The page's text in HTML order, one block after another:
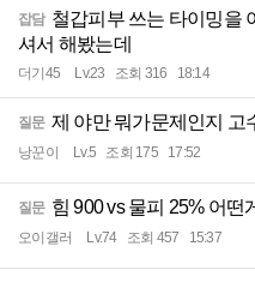
잡담 철갑피부 쓰는 타이밍을
셔서 해봤는데
더기45 Lv.23 조회 316 18:14
질문 제 야만 뭐가문제인지 고
낭꾼이 Lv.5 조회 175 17:52
질문 힘 900 vs 물피 25% 어떤
오이갤러 Lv.74 조회 457 15:37